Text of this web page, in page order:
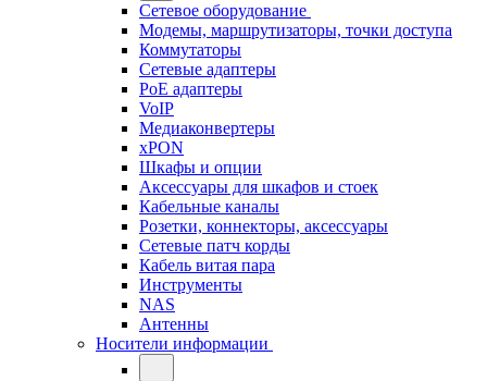
Сетевое оборудование
Модемы, маршрутизаторы, точки доступа
Коммутаторы
Сетевые адаптеры
PoE адаптеры
VoIP
Медиаконвертеры
xPON
Шкафы и опции
Аксессуары для шкафов и стоек
Кабельные каналы
Розетки, коннекторы, аксессуары
Сетевые патч корды
Кабель витая пара
Инструменты
NAS
Антенны
Носители информации